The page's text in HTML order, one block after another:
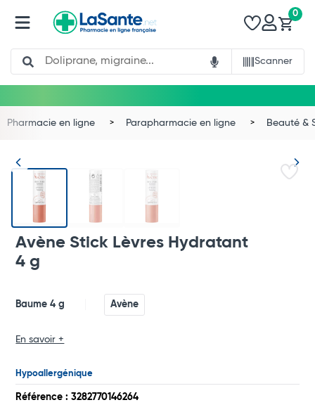
Search
Scanner
0
Pharmacie en ligne Parapharmacie en ligne Beauté &
Avène Stick Lèvres Hydratant
4 g
Baume 4 g Avène
En savoir +
Hypoallergénique
Référence : 3282770146264